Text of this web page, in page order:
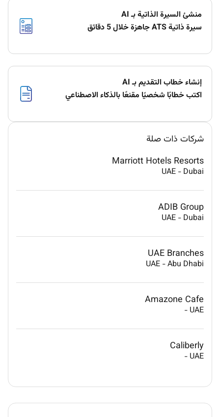
منشئ السيرة الذاتية بـ AI
سيرة ذاتية ATS جاهزة خلال 5 دقائق
إنشاء خطاب التقديم بـ AI
اكتب خطابًا شخصيًا مقنعًا بالذكاء الاصطناعي
شركات ذات صلة
Marriott Hotels Resorts
UAE - Dubai
ADIB Group
UAE - Dubai
UAE Branches
UAE -Abu Dhabi
Amazone Cafe
UAE
-
Caliberly
UAE
-